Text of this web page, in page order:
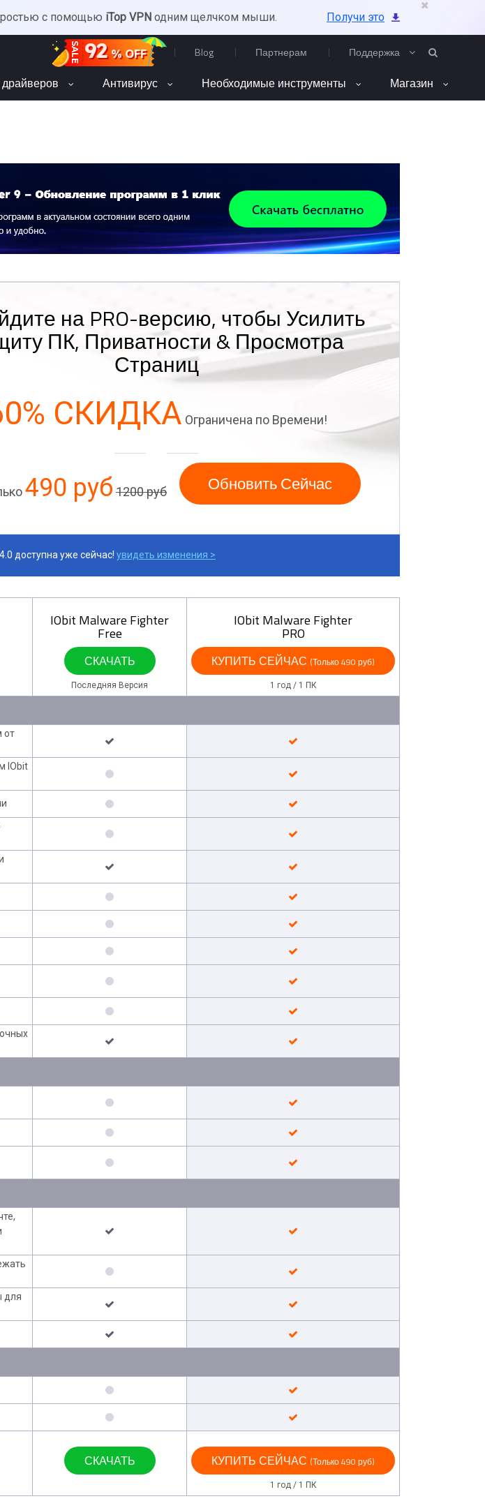
с помощью iTop VPN одним щелчком мыши. Получи это
SALE 92% OFF Blog Партнерам Поддержка
Антивирус Необходимые инструменты Магазин
на PRO-версию, чтобы Усилить
ПК, Приватности & Просмотра
Страниц
СКИДКА Ограничена по Времени!
490 руб 1200 руб Обновить Сейчас
доступна уже сейчас! увидеть изменения >
IObit Malware Fighter
Free
СКАЧАТЬ
Последняя Версия
IObit Malware Fighter
PRO
КУПИТЬ СЕЙЧАС (Только 490 руб)
1 год / 1 ПК
от
IObit
для
СКАЧАТЬ КУПИТЬ СЕЙЧАС (Только 490 руб)
1 год / 1 ПК